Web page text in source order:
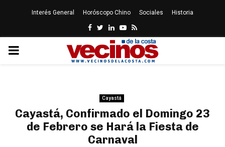
Interés General Horóscopo Chino Sociales Historia
Facebook
Twitter
LinkedinYoutube
Rss
PRIMARY
Cayastá
Cayastá, Confirmado el Domingo 23
de Febrero se Hará la Fiesta de
Carnaval